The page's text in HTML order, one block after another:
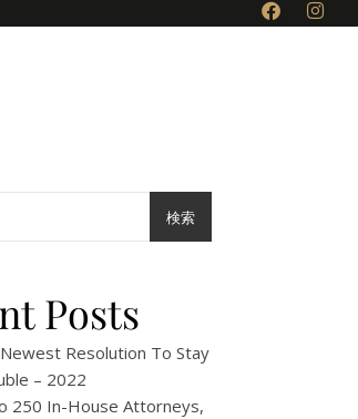
検索
Posts
Resolution To Stay
– 2022
250 In-House Attorneys,